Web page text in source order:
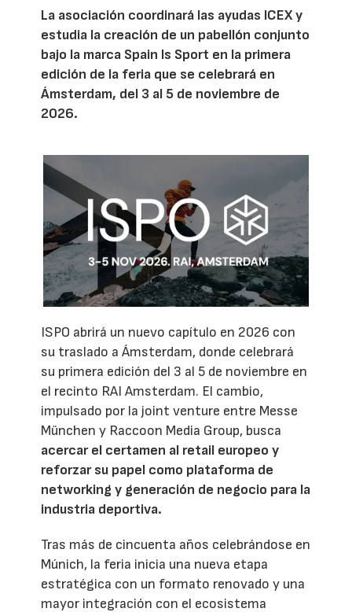
La asociación coordinará las ayudas ICEX y
estudia la creación de un pabellón conjunto
bajo la marca Spain Is Sport en la primera
edición de la feria que se celebrará en
Ámsterdam, del 3 al 5 de noviembre de
2026.
ISPO abrirá un nuevo capítulo en 2026 con
su traslado a Ámsterdam, donde celebrará
su primera edición del 3 al 5 de noviembre en
el recinto RAI Amsterdam. El cambio,
impulsado por la joint venture entre Messe
München y Raccoon Media Group, busca
acercar el certamen al retail europeo y
reforzar su papel como plataforma de
networking y generación de negocio para la
industria deportiva.
Tras más de cincuenta años celebrándose en
Múnich, la feria inicia una nueva etapa
estratégica con un formato renovado y una
mayor integración con el ecosistema